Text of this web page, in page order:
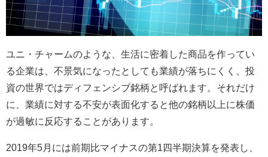
ユニ・チャームのような、生活に密着した商品を作ってい
る企業は、不景気になったとしても業績が落ちにくく、投
資の世界ではディフェンシブ銘柄と呼ばれます。それだけ
に、業績に対する不安が表面化すると他の銘柄以上に株価
が過敏に反応することがあります。
2019年5 月には前期比マイナスの第1 四半期決算を発表し、